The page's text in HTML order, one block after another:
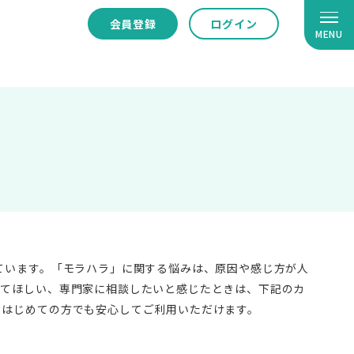
MENU
会員登録 ログイン
ます。「モラハラ」に関する悩みは、原因や感じ方が人
ほしい、専門家に相談したいと感じたときは、下記のカ
めての方でも安心してご利用いただけます。